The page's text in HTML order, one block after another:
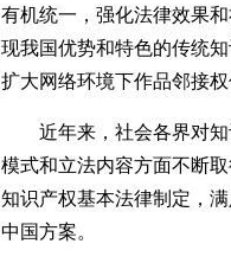
有机统一，强化法律效果
现我国优势和特色的传统
扩大网络环境下作品邻接权
近年来，社会各界对知
模式和立法内容方面不断
知识产权基本法律制定，
中国方案。